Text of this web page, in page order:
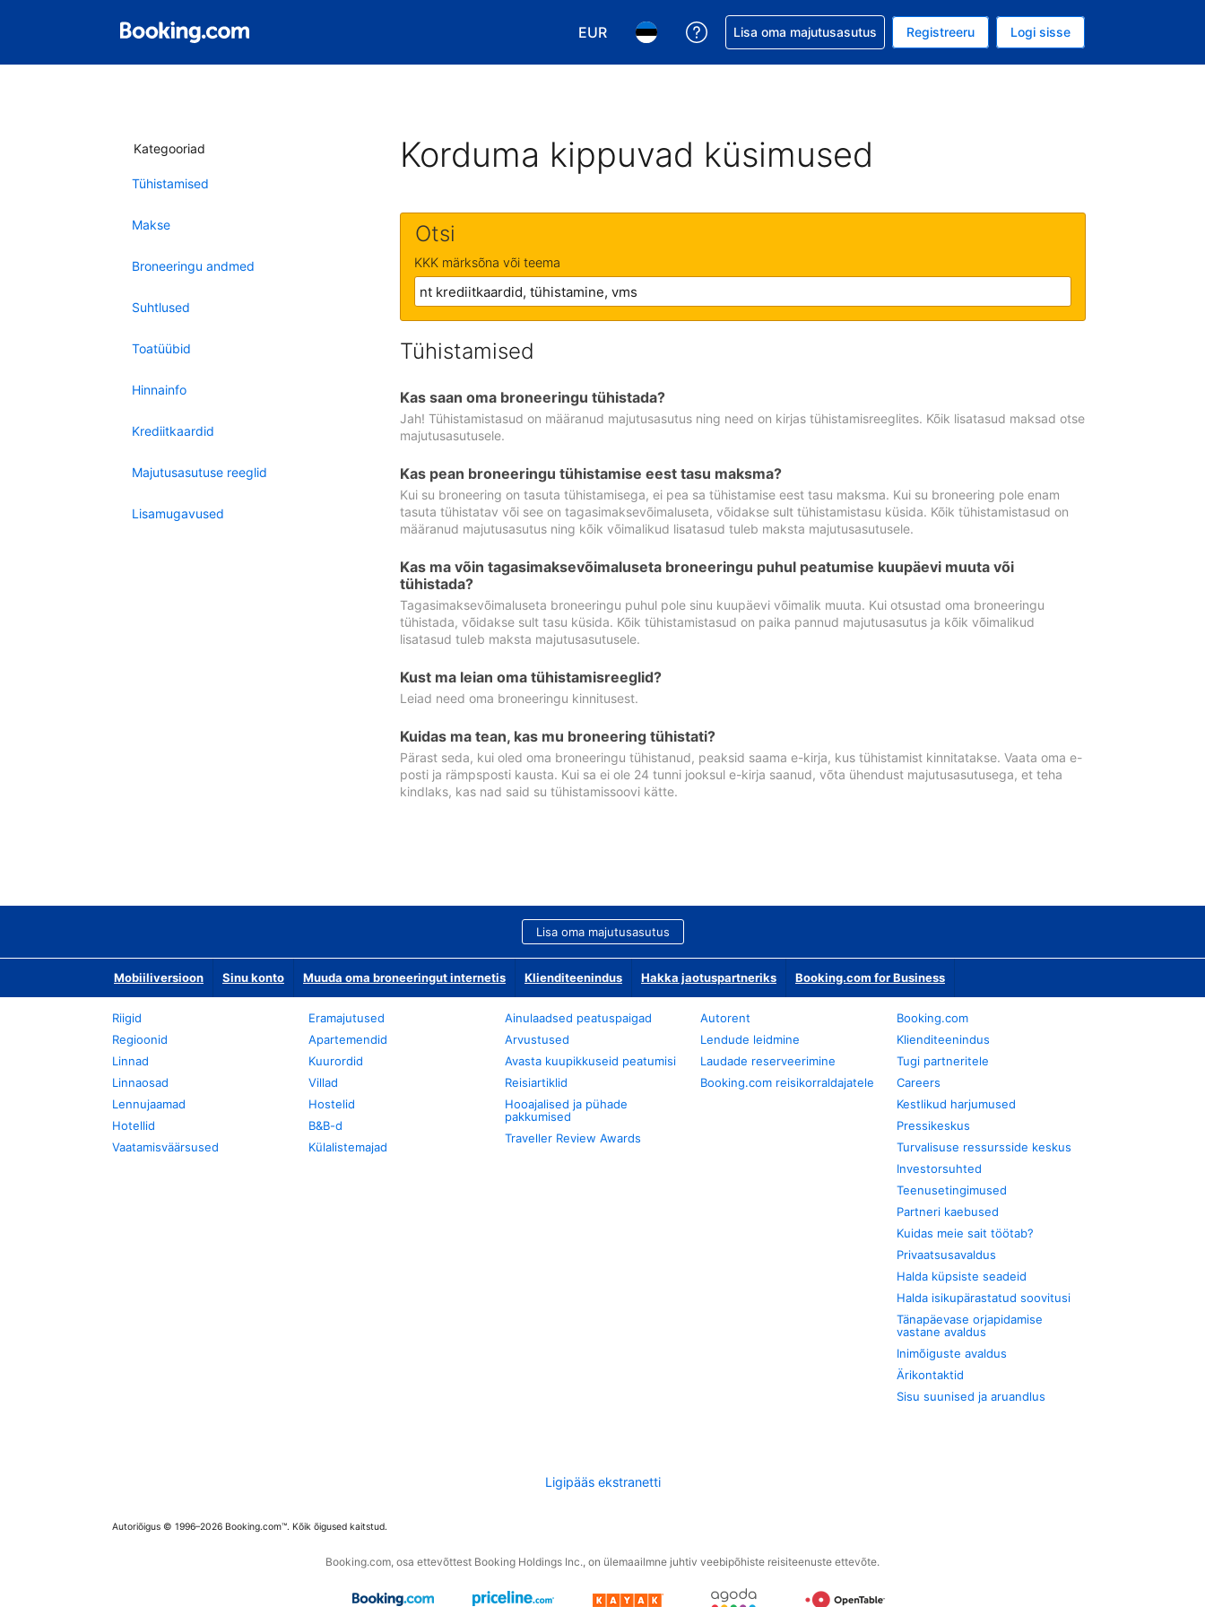
EUR
Vali valuuta. Praegune valitud valuuta on EUR
Vali keel. Praegune valitud keel on Eesti keeles
Saa broneeringuga abi
Lisa oma majutusasutus Registreeru Logi sisse
Kategooriad
Tühistamised
Makse
Broneeringu andmed
Suhtlused
Toatüübid
Hinnainfo
Krediitkaardid
Majutusasutuse reeglid
Lisamugavused
Korduma kippuvad küsimused
Otsi
KKK märksõna või teema
Tühistamised
Kas saan oma broneeringu tühistada?
Jah! Tühistamistasud on määranud majutusasutus ning need on kirjas tühistamisreeglites. Kõik lisatasud maksad otse
majutusasutusele.
Kas pean broneeringu tühistamise eest tasu maksma?
Kui su broneering on tasuta tühistamisega, ei pea sa tühistamise eest tasu maksma. Kui su broneering pole enam
tasuta tühistatav või see on tagasimaksevõimaluseta, võidakse sult tühistamistasu küsida. Kõik tühistamistasud on
määranud majutusasutus ning kõik võimalikud lisatasud tuleb maksta majutusasutusele.
Kas ma võin tagasimaksevõimaluseta broneeringu puhul peatumise kuupäevi muuta või
tühistada?
Tagasimaksevõimaluseta broneeringu puhul pole sinu kuupäevi võimalik muuta. Kui otsustad oma broneeringu
tühistada, võidakse sult tasu küsida. Kõik tühistamistasud on paika pannud majutusasutus ja kõik võimalikud
lisatasud tuleb maksta majutusasutusele.
Kust ma leian oma tühistamisreeglid?
Leiad need oma broneeringu kinnitusest.
Kuidas ma tean, kas mu broneering tühistati?
Pärast seda, kui oled oma broneeringu tühistanud, peaksid saama e-kirja, kus tühistamist kinnitatakse. Vaata oma e-
posti ja rämpsposti kausta. Kui sa ei ole 24 tunni jooksul e-kirja saanud, võta ühendust majutusasutusega, et teha
kindlaks, kas nad said su tühistamissoovi kätte.
Lisa oma majutusasutus
Mobiiliversioon Sinu konto Muuda oma broneeringut internetis Klienditeenindus Hakka jaotuspartneriks Booking.com for Business
Riigid
Regioonid
Linnad
Linnaosad
Lennujaamad
Hotellid
Vaatamisväärsused
Eramajutused
Apartemendid
Kuurordid
Villad
Hostelid
B&B-d
Külalistemajad
Ainulaadsed peatuspaigad
Arvustused
Avasta kuupikkuseid peatumisi
Reisiartiklid
Hooajalised ja pühade
pakkumised
Traveller Review Awards
Autorent
Lendude leidmine
Laudade reserveerimine
Booking.com reisikorraldajatele
Booking.com
Klienditeenindus
Tugi partneritele
Careers
Kestlikud harjumused
Pressikeskus
Turvalisuse ressursside keskus
Investorsuhted
Teenusetingimused
Partneri kaebused
Kuidas meie sait töötab?
Privaatsusavaldus
Halda küpsiste seadeid
Halda isikupärastatud soovitusi
Tänapäevase orjapidamise
vastane avaldus
Inimõiguste avaldus
Ärikontaktid
Sisu suunised ja aruandlus
Ligipääs ekstranetti
Autoriõigus © 1996–2026 Booking.com™. Kõik õigused kaitstud.
Booking.com, osa ettevõttest Booking Holdings Inc., on ülemaailmne juhtiv veebipõhiste reisiteenuste ettevõte.